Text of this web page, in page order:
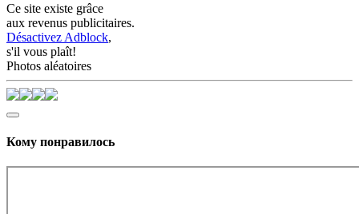
Ce site existe grâce
aux revenus publicitaires.
Désactivez Adblock,
s'il vous plaît!
Photos aléatoires
Кому понравилось